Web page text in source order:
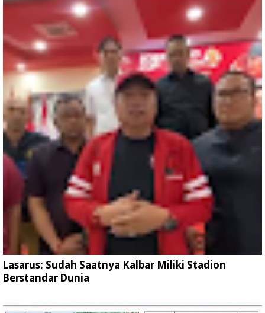
Lasarus: Sudah Saatnya Kalbar Miliki Stadion
Berstandar Dunia